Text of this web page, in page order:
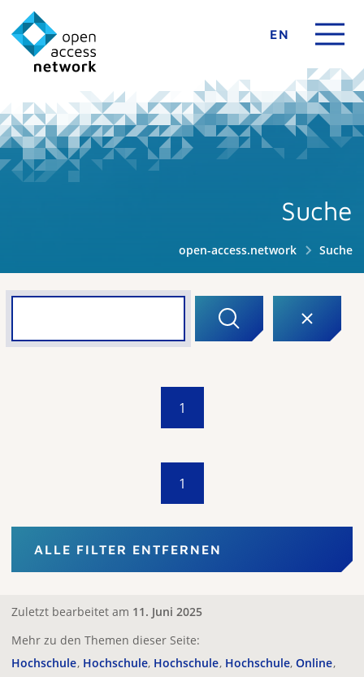
EN
Suche
open-access.network Suche
1
1
ALLE FILTER ENTFERNEN
Zuletzt bearbeitet am 11. Juni 2025
Mehr zu den Themen dieser Seite:
Hochschule Hochschule Hochschule Hochschule Online